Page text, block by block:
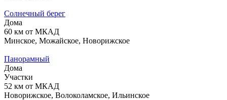
Солнечный берег
Дома
60 км от МКАД
Минское, Можайское, Новорижское
Панорамный
Дома
Участки
52 км от МКАД
Новорижское, Волоколамское, Ильинское